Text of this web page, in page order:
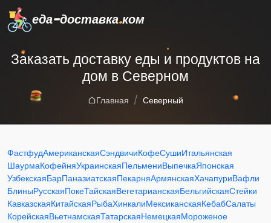
еда-доставка.ком
Заказать доставку еды и продуктов на
дом в Северном
Главная Северный
ФастфудАмериканскаяСэндвичиКофеСушиИтальянская
ШаурмаКофейняУкраинскаяПельмениВыпечкаЯпонская
УзбекскаяБарПаназиатскаяПекарняАрмянскаяХачапуриВафли
БлиныРусскаяПокеТайскаяВегетарианскаяБельгийскаяСтейки
КавказскаяКитайскаяРыбаХинкалиМексиканскаяКебабСалаты
КорейскаяВьетнамскаяТатарскаяНемецкаяМороженое